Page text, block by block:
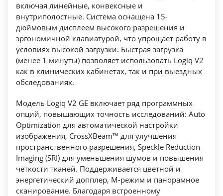
включая линейные, конвексные и
внутриполостные. Система оснащена 15-
дюймовым дисплеем высокого разрешения и
эргономичной клавиатурой, что упрощает работу в
условиях высокой загрузки. Быстрая загрузка
(менее 1 минуты) позволяет использовать Logiq V2
как в клинических кабинетах, так и при выездных
обследованиях.
Модель Logiq V2 GE включает ряд программных
опций, повышающих точность исследований: Auto
Optimization для автоматической настройки
изображения, CrossXBeam™ для улучшения
пространственного разрешения, Speckle Reduction
Imaging (SRI) для уменьшения шумов и повышения
чёткости тканей. Поддерживается цветной и
энергетический допплер, M-режим и панорамное
сканирование. Благодаря встроенному